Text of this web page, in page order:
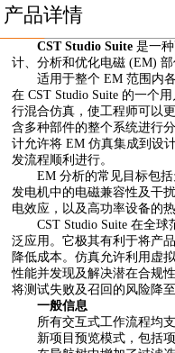
产品详情
CST Studio Suite是一
计、分析和优化电磁 (EM) 部
适用于整个 EM 范围内各
在 CST Studio Suite 的一个
行混合仿真，使工程师可以
含多种部件的整个系统进行
计允许将 EM 仿真集成到设
发流程顺利进行。
EM 分析的常见目标包括
发电机中的电磁兼容性及干
电效应，以及高功率设备的热
CST Studio Suite 在全球
泛应用。它极其有利于将产
降低成本。仿真允许利用虚
性能并发现及解决潜在合规
将测试失败及召回的风险降至
一般信息
所有交互式工作流程均
新项目预览模式，包括项